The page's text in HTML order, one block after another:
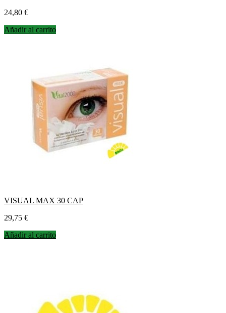
Precio
24,80 €
Añadir al carrito
VISUAL MAX 30 CAP
Precio
29,75 €
Añadir al carrito